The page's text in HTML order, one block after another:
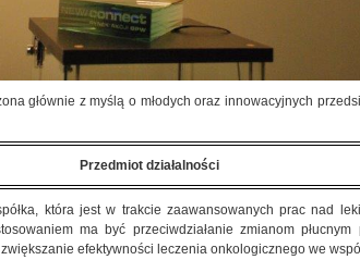
głównie z myślą o młodych oraz innowacyjnych
Przedmiot działalności
która jest w trakcie zaawansowanych prac nad
ma być przeciwdziałanie zmianom płucnym
efektywności leczenia onkologicznego we